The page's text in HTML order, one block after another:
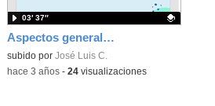
Aspectos generales de la protección de datos en la relación laboral
Contenido educativo.
subido por José Luis C.
03′ 37″
-hace 3 años- 24visualizaciones